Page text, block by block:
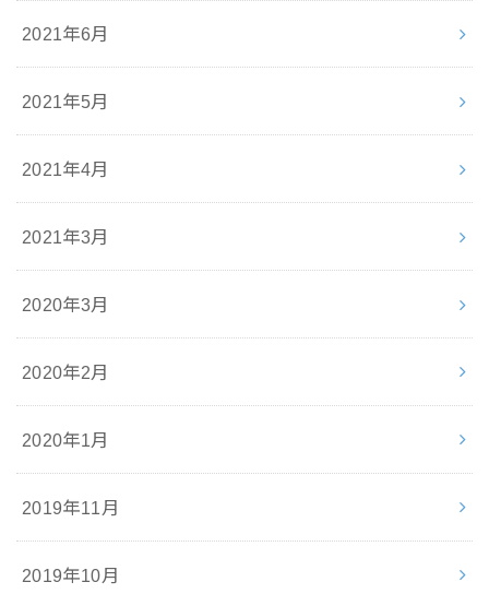
2021年6月
2021年5月
2021年4月
2021年3月
2020年3月
2020年2月
2020年1月
2019年11月
2019年10月